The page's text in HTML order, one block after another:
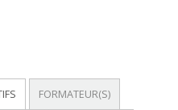
FORMATEUR(S)